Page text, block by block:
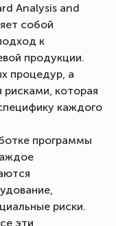
Analysis and
собой
к
продукции.
процедур, а
рисками, которая
каждого
программы
риски.
эти